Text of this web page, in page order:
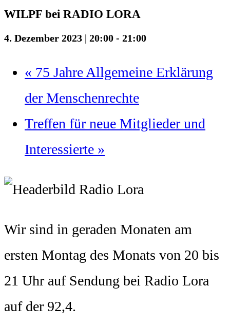
WILPF bei RADIO LORA
4. Dezember 2023 | 20:00 - 21:00
« 75 Jahre Allgemeine Erklärung
der Menschenrechte
Treffen für neue Mitglieder und
Interessierte »
Wir sind in geraden Monaten am
ersten Montag des Monats von 20 bis
21 Uhr auf Sendung bei Radio Lora
auf der 92,4.